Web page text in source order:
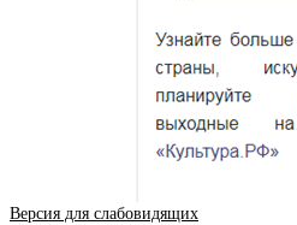
Версия для слабовидящих